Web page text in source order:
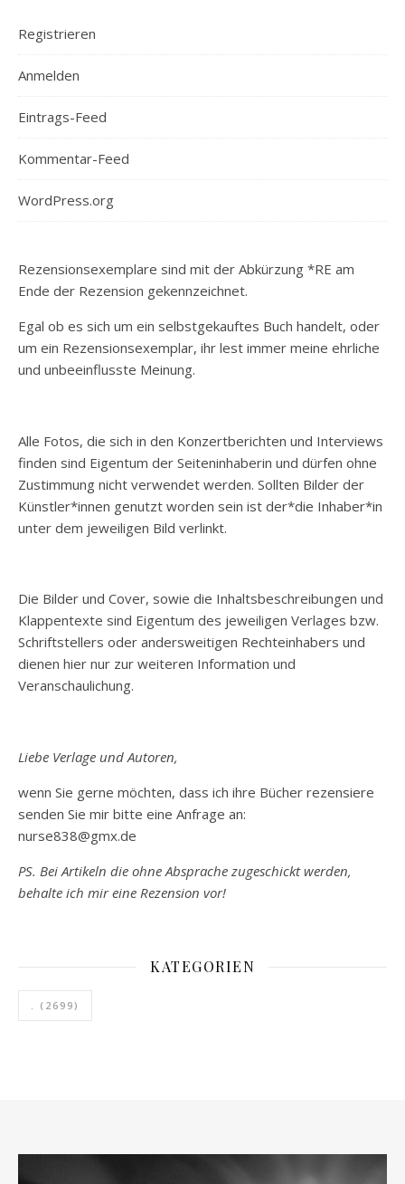
Registrieren
Anmelden
Eintrags-Feed
Kommentar-Feed
WordPress.org
Rezensionsexemplare sind mit der Abkürzung *RE am
Ende der Rezension gekennzeichnet.
Egal ob es sich um ein selbstgekauftes Buch handelt, oder
um ein Rezensionsexemplar, ihr lest immer meine ehrliche
und unbeeinflusste Meinung.
Alle Fotos, die sich in den Konzertberichten und Interviews
finden sind Eigentum der Seiteninhaberin und dürfen ohne
Zustimmung nicht verwendet werden. Sollten Bilder der
Künstler*innen genutzt worden sein ist der*die Inhaber*in
unter dem jeweiligen Bild verlinkt.
Die Bilder und Cover, sowie die Inhaltsbeschreibungen und
Klappentexte sind Eigentum des jeweiligen Verlages bzw.
Schriftstellers oder andersweitigen Rechteinhabers und
dienen hier nur zur weiteren Information und
Veranschaulichung.
Liebe Verlage und Autoren,
wenn Sie gerne möchten, dass ich ihre Bücher rezensiere
senden Sie mir bitte eine Anfrage an:
nurse838@gmx.de
PS. Bei Artikeln die ohne Absprache zugeschickt werden,
behalte ich mir eine Rezension vor!
KATEGORIEN
. (2699)